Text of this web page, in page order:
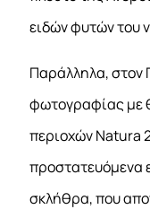
ειδών φυτών του
Παράλληλα, στον
φωτογραφίας με
περιοχών Natura
προστατευόμενα
σκλήθρα, που